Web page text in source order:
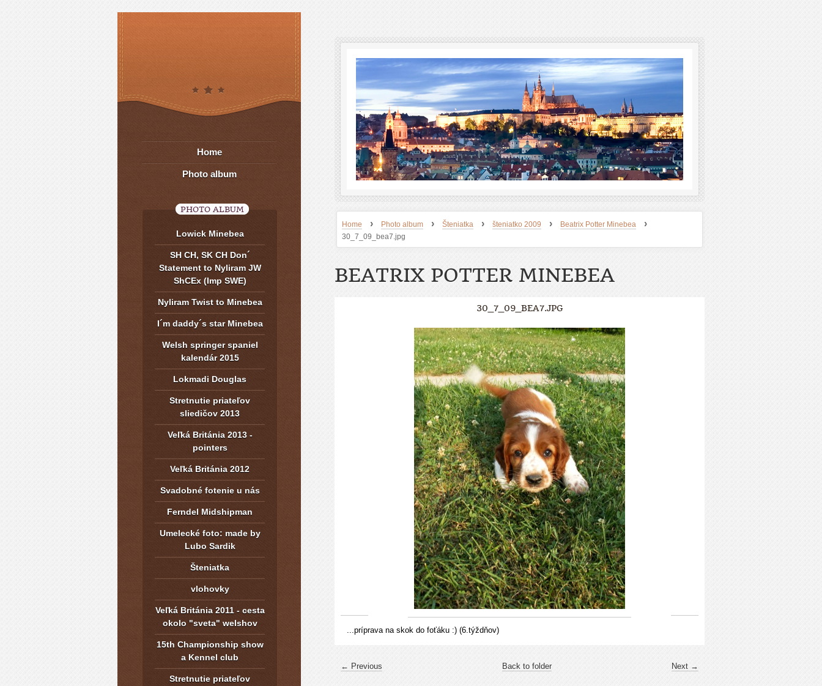
Home › Photo album › Šteniatka › šteniatko 2009 › Beatrix Potter Minebea ›
30_7_09_bea7.jpg
BEATRIX POTTER MINEBEA
30_7_09_BEA7.JPG
...príprava na skok do foťáku :) (6.týždňov)
← Previous Next →
Back to folder
Home
Photo album
PHOTO ALBUM
Lowick Minebea
SH CH, SK CH Don´
Statement to Nyliram JW
ShCEx (Imp SWE)
Nyliram Twist to Minebea
I´m daddy´s star Minebea
Welsh springer spaniel
kalendár 2015
Lokmadi Douglas
Stretnutie priateľov
sliedičov 2013
Veľká Británia 2013 -
pointers
Veľká Británia 2012
Svadobné fotenie u nás
Ferndel Midshipman
Umelecké foto: made by
Lubo Sardik
Šteniatka
vlohovky
Veľká Británia 2011 - cesta
okolo "sveta" welshov
15th Championship show
a Kennel club
Stretnutie priateľov